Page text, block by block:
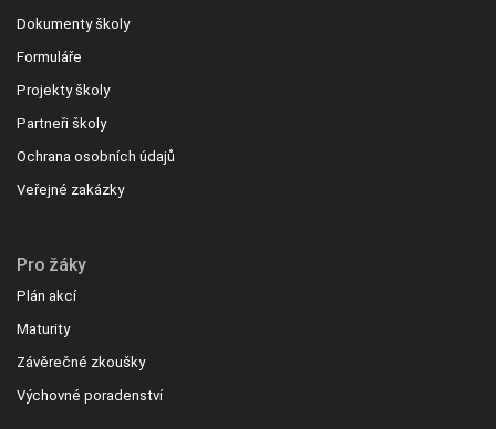
Dokumenty školy
Formuláře
Projekty školy
Partneři školy
Ochrana osobních údajů
Veřejné zakázky
Pro žáky
Plán akcí
Maturity
Závěrečné zkoušky
Výchovné poradenství